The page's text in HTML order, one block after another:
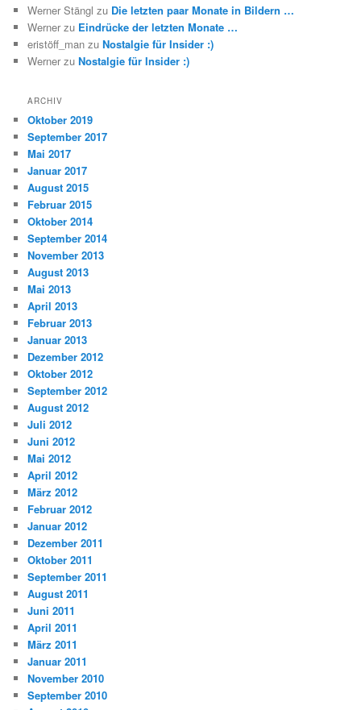
Werner Stängl zu Die letzten paar Monate in Bildern …
Werner zu Eindrücke der letzten Monate …
eristöff_man zuNostalgie für Insider :)
Werner zuNostalgie für Insider :)
ARCHIV
Oktober 2019
September 2017
Mai 2017
Januar 2017
August 2015
Februar 2015
Oktober 2014
September 2014
November 2013
August 2013
Mai 2013
April 2013
Februar 2013
Januar 2013
Dezember 2012
Oktober 2012
September 2012
August 2012
Juli 2012
Juni 2012
Mai 2012
April 2012
März 2012
Februar 2012
Januar 2012
Dezember 2011
Oktober 2011
September 2011
August 2011
Juni 2011
April 2011
März 2011
Januar 2011
November 2010
September 2010